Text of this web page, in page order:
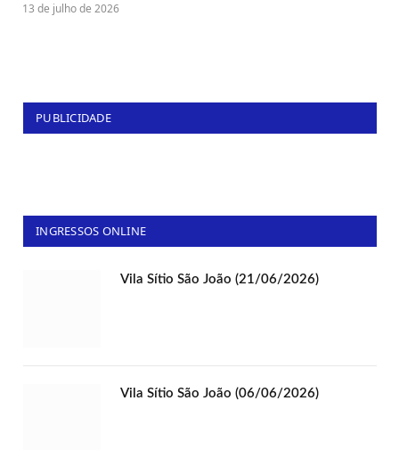
13 de julho de 2026
PUBLICIDADE
INGRESSOS ONLINE
Vila Sítio São João (21/06/2026)
Vila Sítio São João (06/06/2026)